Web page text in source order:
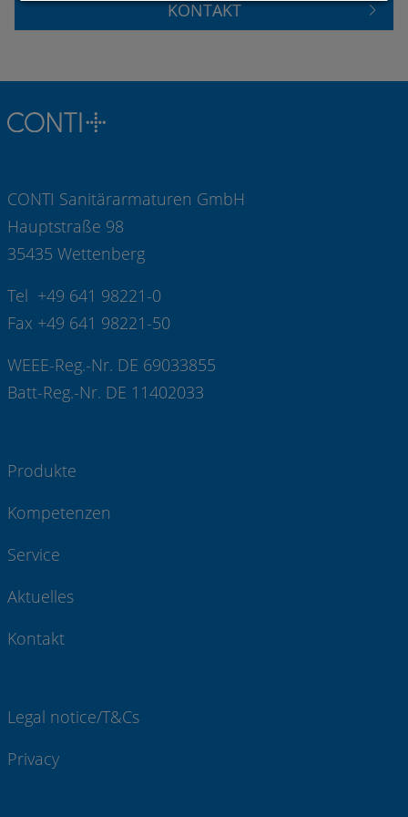
KONTAKT
CONTI Sanitärarmaturen GmbH
Hauptstraße 98
35435 Wettenberg
Tel +49 641 98221-0
Fax +49 641 98221-50
WEEE-Reg.-Nr. DE 69033855
Batt-Reg.-Nr. DE 11402033
Produkte
Kompetenzen
Service
Aktuelles
Kontakt
Legal notice/T&Cs
Privacy